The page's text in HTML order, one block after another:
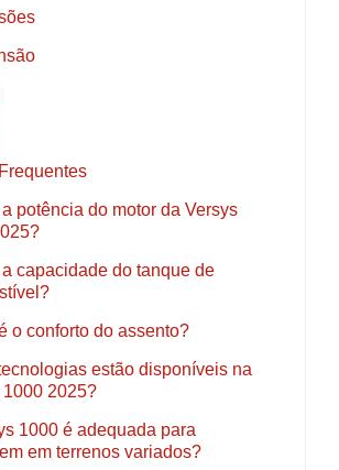
potência do motor da Versys
capacidade do tanque de
o conforto do assento?
estão disponíveis na
1000 2025?
1000 é adequada para
em terrenos variados?